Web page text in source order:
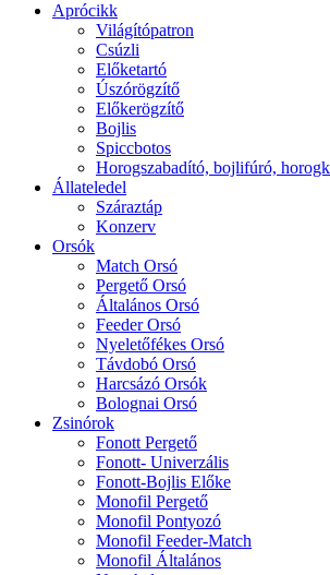
Aprócikk
Világítópatron
Csúzli
Előketartó
Úszórögzítő
Előkerögzítő
Bojlis
Spiccbotos
Horogszabadító, bojlifúró,
Állateledel
Száraztáp
Konzerv
Orsók
Match Orsó
Pergető Orsó
Általános Orsó
Feeder Orsó
Nyeletőfékes Orsó
Távdobó Orsó
Harcsázó Orsók
Bolognai Orsó
Zsinórok
Fonott Pergető
Fonott- Univerzális
Fonott-Bojlis Előke
Monofil Pergető
Monofil Pontyozó
Monofil Feeder-Match
Monofil Általános